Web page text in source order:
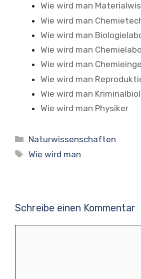
Wie wird man
Wie wird man
Wie wird man
Wie wird man
Wie wird man
Wie wird man
Wie wird man
Wie wird man Physiker
Kategorien
Naturwissenschaften
Schlagwörter
Wie wird man
Schreibe einen Kommentar